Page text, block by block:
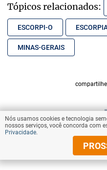
Tópicos relacionados:
ESCORPI-O
MINAS-GERAIS
compartilhe
© Copyright 2025 Diários
Nós usamos cookies e tecnologia
nossos serviços, você concorda com
Privacidade.